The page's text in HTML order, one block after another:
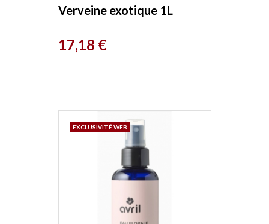
Verveine exotique 1L
Prix
17,18 €
EXCLUSIVITÉ WEB